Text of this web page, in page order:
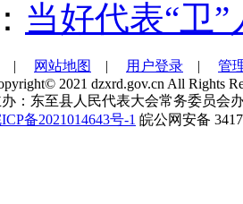
当好代表“卫
| 网站地图 | 用户登录 | 管
2021 dzxrd.gov.cn All Rights
办：东至县人民代表大会常务委员会
备2021014643号-1 皖公网安备